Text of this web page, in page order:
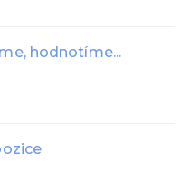
hodnotíme...